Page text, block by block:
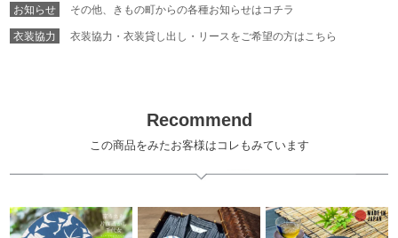
お知らせ その他、きもの町からの各種お知らせはコチラ
衣装協力 衣装協力・衣装貸し出し・リースをご希望の方はこちら
Recommend
この商品をみたお客様はコレもみています